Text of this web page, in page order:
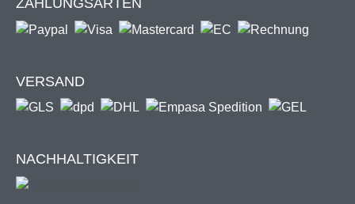
Vollkassettenmarkise "SUPREME" ein
Bandzugsystem in den Gelenkarmen,welches ihr eine
und Motor
Tuchspannung der Markise.
Premium Markisenstoff
Das Markisentuch unserer Vollkassettenmarkise wird nur
VERSAND
NACHHALTIGKEIT